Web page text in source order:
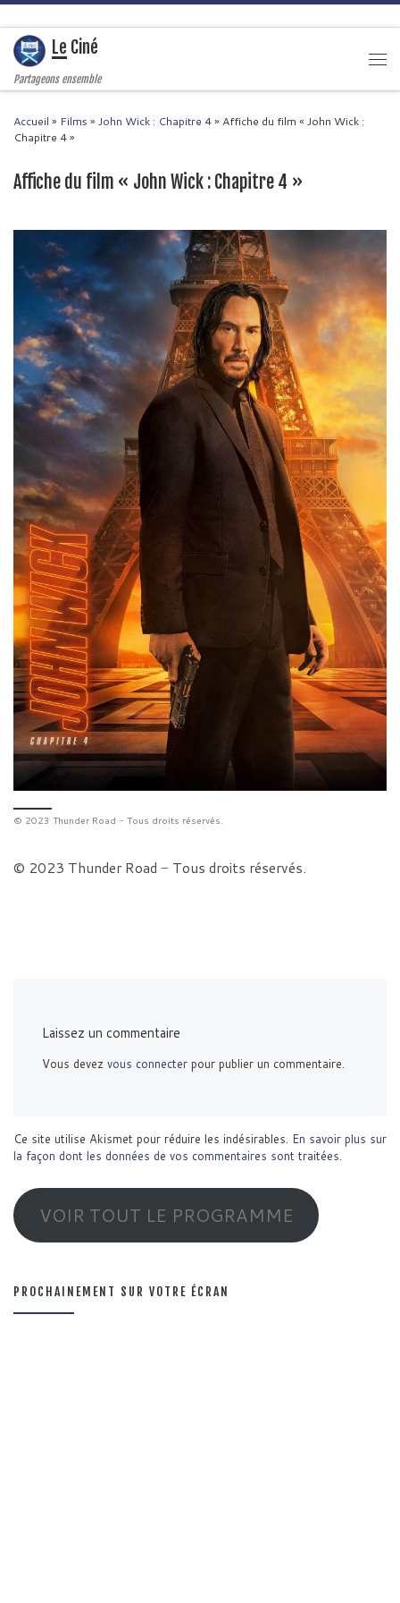
Passer au contenu
Le Ciné
Partageons ensemble
Accueil » Films » John Wick : Chapitre 4» Affiche du film « John Wick :
Chapitre 4 »
Affiche du film « John Wick : Chapitre 4 »
Navigation des images
© 2023 Thunder Road − Tous droits réservés.
© 2023 Thunder Road − Tous droits réservés.
Laissez un commentaire
Vous devezvous connecter pour publier un commentaire.
Ce site utilise Akismet pour réduire les indésirables. En savoir plus sur
la façon dont les données de vos commentaires sont traitées.
VOIR TOUT LE PROGRAMME
PROCHAINEMENT SUR VOTRE ÉCRAN